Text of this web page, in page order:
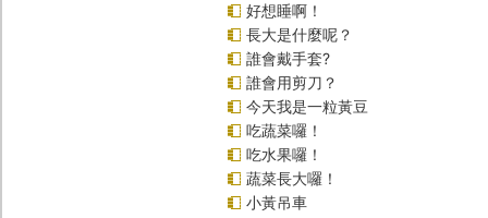
好想睡啊！
長大是什麼呢？
誰會戴手套?
誰會用剪刀？
今天我是一粒黃豆
吃蔬菜囉！
吃水果囉！
蔬菜長大囉！
小黃吊車